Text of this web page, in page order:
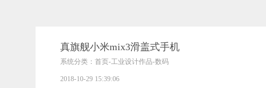
真旗舰小米mix3滑盖式手机
系统分类： 首页 -工业设计作品-数码
2018-10-29 15:39:06